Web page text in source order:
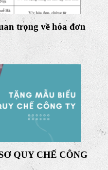
trọng về hóa đơn
QUY CHẾ CÔNG